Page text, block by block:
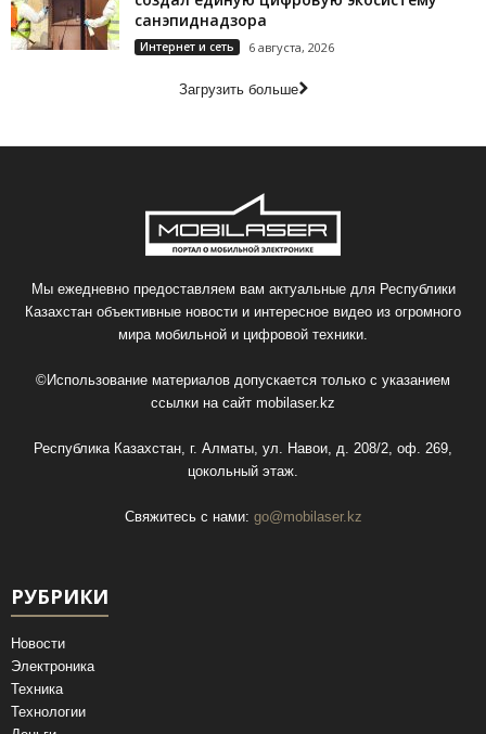
санэпиднадзора
Интернет и сеть 6 августа, 2026
Загрузить больше
Мы ежедневно предоставляем вам актуальные для Республики
Казахстан объективные новости и интересное видео из огромного
мира мобильной и цифровой техники.
©Использование материалов допускается только с указанием
ссылки на сайт mobilaser.kz
Республика Казахстан, г. Алматы, ул. Навои, д. 208/2, оф. 269,
цокольный этаж.
Свяжитесь с нами: go@mobilaser.kz
РУБРИКИ
Новости
Электроника
Техника
Технологии